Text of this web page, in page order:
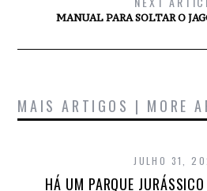
MANUAL PARA SOLTAR O
MAIS ARTIGOS | MORE
JULHO 31,
HÁ UM PARQUE